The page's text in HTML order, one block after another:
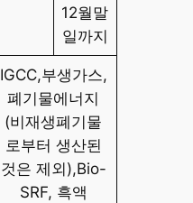
12월말
일까지
IGCC,부생가스,
폐기물에너지
(비재생폐기물
로부터 생산된
것은 제외),Bio-
SRF, 흑액